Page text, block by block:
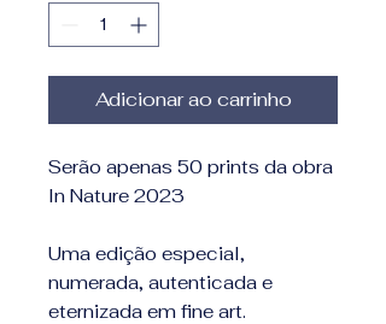
Adicionar ao carrinho
Serão apenas 50 prints da obra
In Nature 2023
Uma edição especial,
numerada, autenticada e
eternizada em fine art.